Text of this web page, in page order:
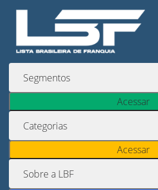
Acessar
Acessar